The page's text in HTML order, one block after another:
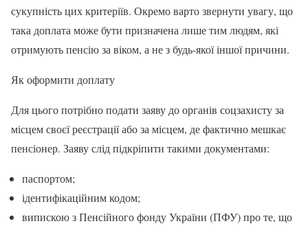
сукупність цих критеріїв. Окремо варто звернути увагу, що
така доплата може бути призначена лише тим людям, які
отримують пенсію за віком, а не з будь-якої іншої причини.
Як оформити доплату
Для цього потрібно подати заяву до органів соцзахисту за
місцем своєї реєстрації або за місцем, де фактично мешкає
пенсіонер. Заяву слід підкріпити такими документами:
паспортом;
ідентифікаційним кодом;
випискою з Пенсійного фонду України (ПФУ) про те, що